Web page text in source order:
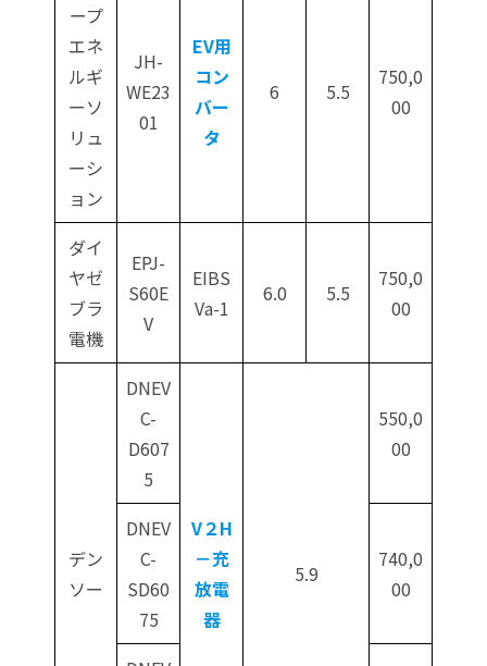
ープ
エネ
ルギ
ーソ
リュ
ーシ
ョン
JH-
WE23
01
EV用
コン
バー
タ
6 5.5
750,0
00
ダイ
ヤゼ
ブラ
電機
EPJ-
S60E
V
EIBS
Va-1
6.0 5.5
750,0
00
デン
ソー
DNEV
C-
D607
5
V２H
－充
放電
器
5.9
550,0
00
DNEV
C-
SD60
75
740,0
00